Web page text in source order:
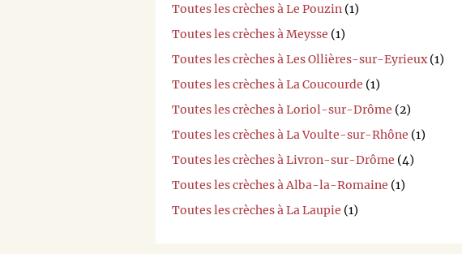
Toutes les crèches à Le Pouzin (1)
Toutes les crèches à Meysse (1)
Toutes les crèches à Les Ollières-sur-Eyrieux(1)
Toutes les crèches à La Coucourde (1)
Toutes les crèches à Loriol-sur-Drôme (2)
Toutes les crèches à La Voulte-sur-Rhône (1)
Toutes les crèches à Livron-sur-Drôme (4)
Toutes les crèches à Alba-la-Romaine (1)
Toutes les crèches à La Laupie (1)